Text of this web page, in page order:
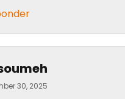
30, 2025